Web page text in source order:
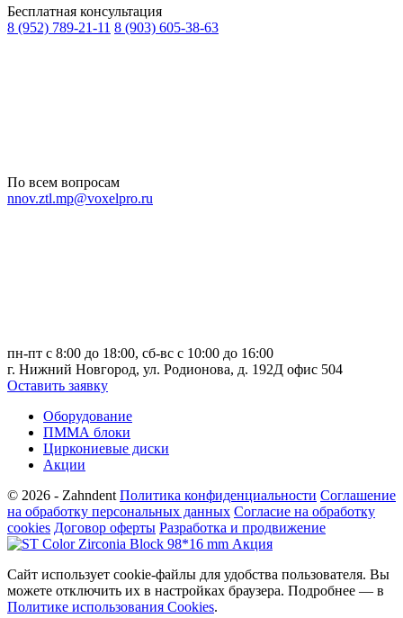
Бесплатная консультация
8 (952) 789-21-11 8 (903) 605-38-63
По всем вопросам
nnov.ztl.mp@voxelpro.ru
пн-пт с 8:00 до 18:00, сб-вс с 10:00 до 16:00
г. Нижний Новгород, ул. Родионова, д. 192Д офис 504
Оставить заявку
Оборудование
ПММА блоки
Циркониевые диски
Акции
© 2026 - Zahndent Политика конфиденциальности Соглашение
на обработку персональных данных Согласие на обработку
cookies Договор оферты Разработка и продвижение
Сайт использует cookie-файлы для удобства пользователя. Вы
можете отключить их в настройках браузера. Подробнее — в
Политике использования Cookies.